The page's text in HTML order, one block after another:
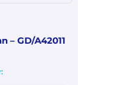
– GD/A42011